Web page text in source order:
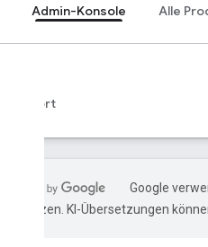
Admin-Konsole Alle
Support
Google
übersetzen. KI-Übersetzungen